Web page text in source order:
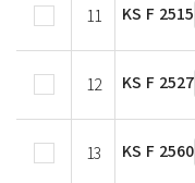
11 KS F 2515
12 KS F 2527
13 KS F 2560